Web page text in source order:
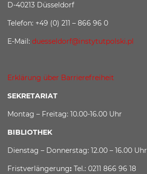
D-40213 Düsseldorf
Telefon: +49 (0) 211 – 866 96 0
E-Mail: duesseldorf@instytutpolski.pl
Erklärung über Barrierefreiheit
SEKRETARIAT
Montag – Freitag: 10.00-16.00 Uhr
BIBLIOTHEK
Dienstag – Donnerstag: 12.00 – 16.00 Uhr
Fristverlängerung: Tel.: 0211 866 96 18